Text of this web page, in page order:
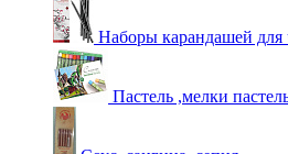
Наборы карандашей для
Пастель ,мелки